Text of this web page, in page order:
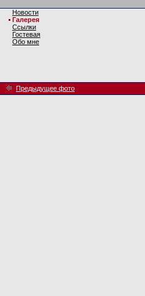
Новости
Галерея
Ссылки
Гостевая
Обо мне
Предыдущее фото